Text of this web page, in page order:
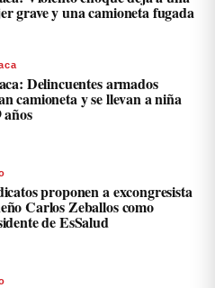
grave y una camioneta fugada
Delincuentes armados
camioneta y se llevan a niña
años
proponen a excongresista
Carlos Zeballos como
de EsSalud